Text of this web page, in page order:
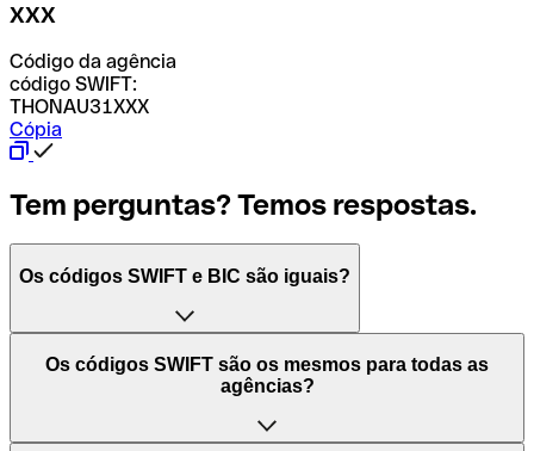
XXX
Código da agência
código SWIFT:
THONAU31XXX
Cópia
Tem perguntas? Temos respostas.
Os códigos SWIFT e BIC são iguais?
O acrónimo SWIFT significa "Society for Worldwide
Interbank Financial Telecommunication (Sociedade para
Mundiais)". Trata-se de uma rede mundial onde se
Os códigos SWIFT são os mesmos para todas as
agências?